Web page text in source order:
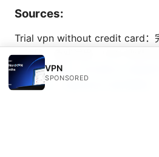
Sources:
Trial vpn without credit card：
卡注册、免费试用、VPN 评测与
翻墙vpn推荐：安全稳定上网指
保护要点、速度测试与使用教程
VPN
SPONSORED